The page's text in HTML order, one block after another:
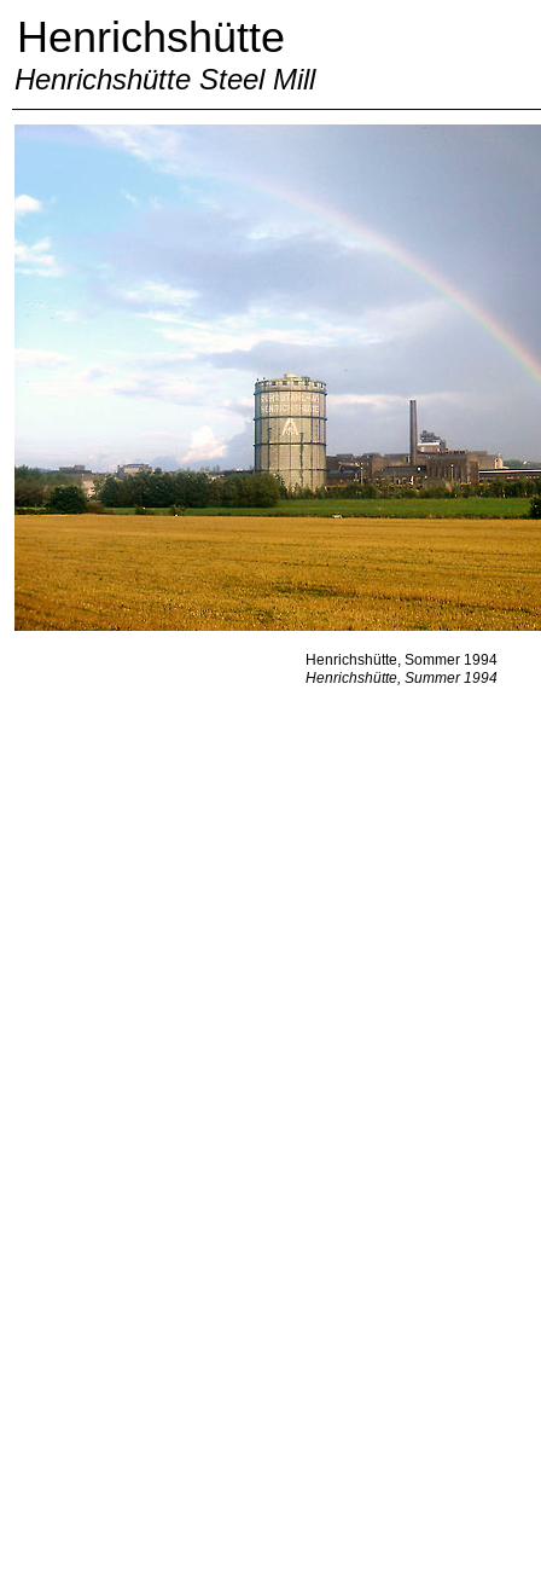
Henrichshütte
Henrichshütte Steel Mill
Henrichshütte, Sommer 1994
Henrichshütte, Summer 1994